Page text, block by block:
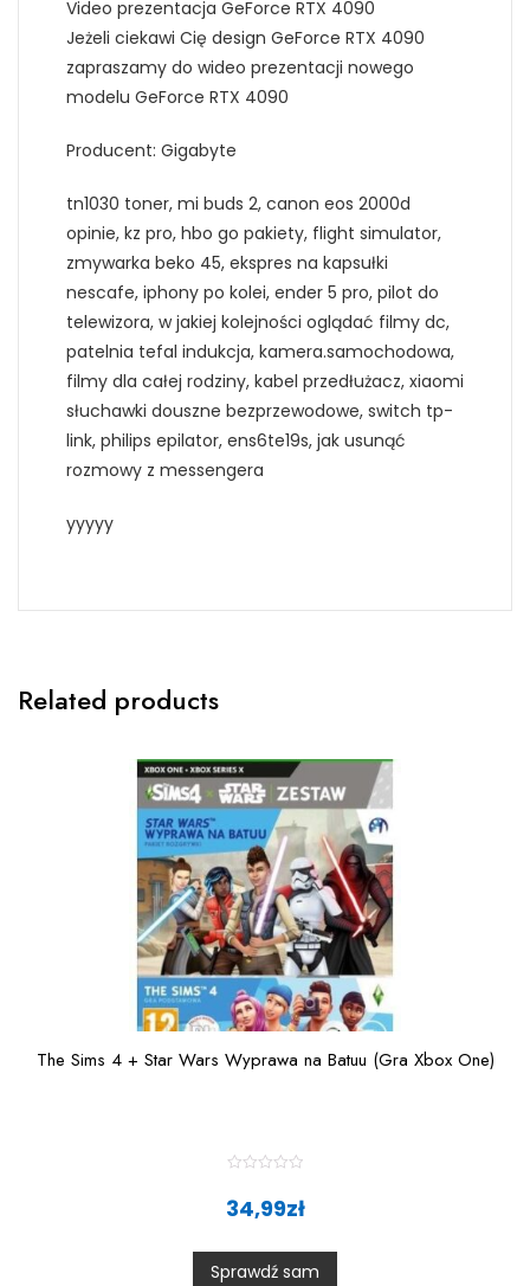
Video prezentacja GeForce RTX 4090
Jeżeli ciekawi Cię design GeForce RTX 4090
zapraszamy do wideo prezentacji nowego
modelu GeForce RTX 4090
Producent: Gigabyte
tn1030 toner, mi buds 2, canon eos 2000d
opinie, kz pro, hbo go pakiety, flight simulator,
zmywarka beko 45, ekspres na kapsułki
nescafe, iphony po kolei, ender 5 pro, pilot do
telewizora, w jakiej kolejności oglądać filmy dc,
patelnia tefal indukcja, kamera.samochodowa,
filmy dla całej rodziny, kabel przedłużacz, xiaomi
słuchawki douszne bezprzewodowe, switch tp-
link, philips epilator, ens6te19s, jak usunąć
rozmowy z messengera
yyyyy
Related products
The Sims 4 + Star Wars Wyprawa na Batuu (Gra Xbox One)
a
t
0
o
u
34,99zł
Sprawdź sam